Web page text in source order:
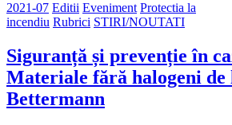
2021-07 Editii Eveniment Protectia la
incendiu Rubrici STIRI/NOUTATI
Siguranță și prevenție în
Materiale fără halogeni de
Bettermann